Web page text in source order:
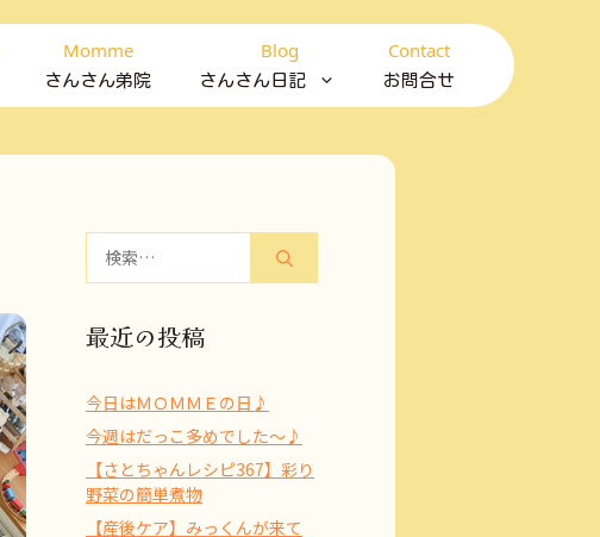
Momme
さんさん弟院
Blog
さんさん日記
Contact
お問合せ
最近の投稿
今日はＭＯＭＭＥの日♪
今週はだっこ多めでした～♪
【さとちゃんレシピ367】彩り
野菜の簡単煮物
【産後ケア】みっくんが来て